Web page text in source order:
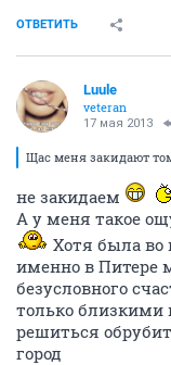
ОТВЕТИТЬ
Luule
veteran
17 мая 2013
Щас меня закидают
не закидаем
А у меня такое
Хотя была во
именно в Питере
безусловного
только близкими
решиться
город